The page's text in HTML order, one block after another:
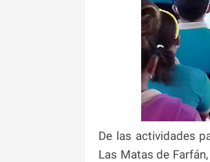
De las actividades
Las Matas de Farfán,